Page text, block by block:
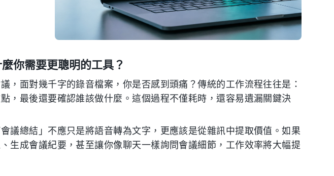
你需要更聰明的工具？
，面對幾千字的錄音檔案，你是否感到頭痛？傳統的工作流程往往是：
，最後還要確認誰該做什麼。這個過程不僅耗時，還容易遺漏關鍵決
議總結」不應只是將語音轉為文字，更應該是從雜訊中提取價值。如果
生成會議紀要，甚至讓你像聊天一樣詢問會議細節，工作效率將大幅提